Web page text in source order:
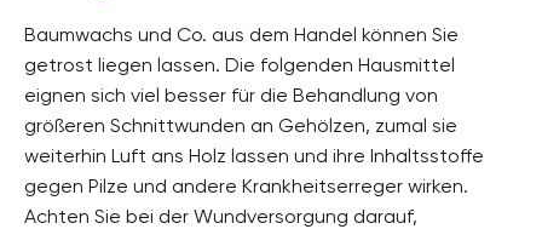
Baumwachs und Co. aus dem Handel können Sie
getrost liegen lassen. Die folgenden Hausmittel
eignen sich viel besser für die Behandlung von
größeren Schnittwunden an Gehölzen, zumal sie
weiterhin Luft ans Holz lassen und ihre Inhaltsstoffe
gegen Pilze und andere Krankheitserreger wirken.
Achten Sie bei der Wundversorgung darauf,